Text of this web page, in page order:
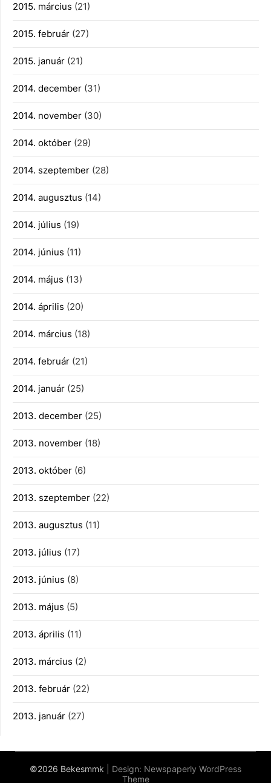
2015. március (21)
2015. február (27)
2015. január (21)
2014. december (31)
2014. november (30)
2014. október (29)
2014. szeptember (28)
2014. augusztus (14)
2014. július (19)
2014. június (11)
2014. május (13)
2014. április (20)
2014. március (18)
2014. február (21)
2014. január (25)
2013. december (25)
2013. november (18)
2013. október (6)
2013. szeptember (22)
2013. augusztus (11)
2013. július (17)
2013. június (8)
2013. május (5)
2013. április (11)
2013. március (2)
2013. február (22)
2013. január (27)
©2026 Bekesmmk | Design: Newspaperly WordPress
Theme